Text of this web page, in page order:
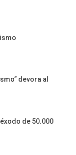
devora al
de 50.000